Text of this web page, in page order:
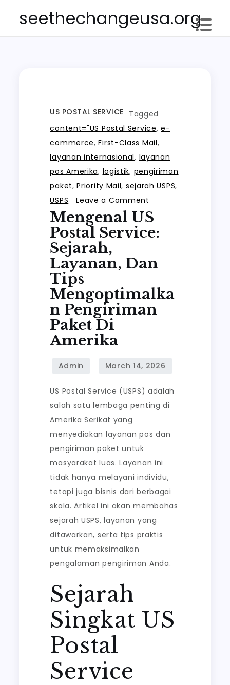
seethechangeusa.org
US POSTAL SERVICE Tagged
content="US Postal Service,e-
commerce,First-Class Mail,
layanan internasional, layanan
pos Amerika, logistik, pengiriman
paket,Priority Mail, sejarah USPS,
USPS
Leave a Comment
Mengenal
US
Sejarah,
Layanan,
dan
Tips
Amerika
Mengenal US
Postal Service:
Sejarah,
Layanan, Dan
Tips
Mengoptimalka
N Pengiriman
Paket Di
Amerika
US Postal Service (USPS) adalah
salah satu lembaga penting di
Amerika Serikat yang
menyediakan layanan pos dan
pengiriman paket untuk
masyarakat luas. Layanan ini
tidak hanya melayani individu,
tetapi juga bisnis dari berbagai
skala. Artikel ini akan membahas
sejarah USPS, layanan yang
ditawarkan, serta tips praktis
untuk memaksimalkan
pengalaman pengiriman Anda.
Sejarah
Singkat US
Postal
Service